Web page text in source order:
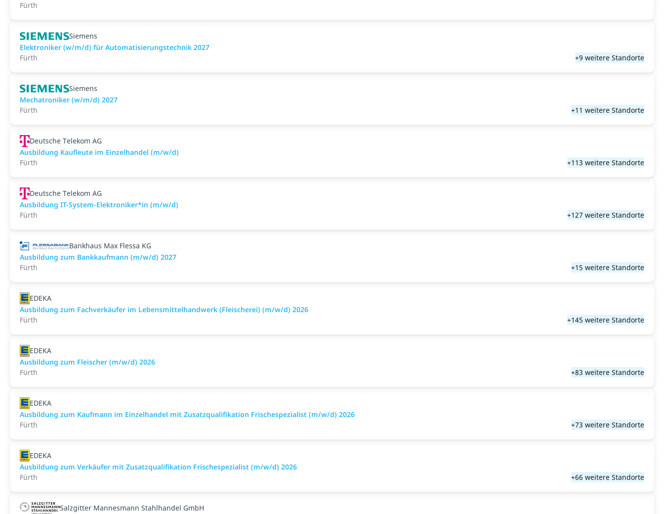
Fürth
Siemens
Elektroniker (w/m/d) für Automatisierungstechnik 2027
Fürth
+9 weitere Standorte
Siemens
Mechatroniker (w/m/d) 2027
Fürth
+11 weitere Standorte
Deutsche Telekom AG
Ausbildung Kaufleute im Einzelhandel (m/w/d)
Fürth
+113 weitere Standorte
Deutsche Telekom AG
Ausbildung IT-System-Elektroniker*in (m/w/d)
Fürth
+127 weitere Standorte
Bankhaus Max Flessa KG
Ausbildung zum Bankkaufmann (m/w/d) 2027
Fürth
+15 weitere Standorte
EDEKA
Ausbildung zum Fachverkäufer im Lebensmittelhandwerk (Fleischerei) (m/w/d) 2026
Fürth
+145 weitere Standorte
EDEKA
Ausbildung zum Fleischer (m/w/d) 2026
Fürth
+83 weitere Standorte
EDEKA
Ausbildung zum Kaufmann im Einzelhandel mit Zusatzqualifikation Frischespezialist (m/w/d) 2026
Fürth
+73 weitere Standorte
EDEKA
Ausbildung zum Verkäufer mit Zusatzqualifikation Frischespezialist (m/w/d) 2026
Fürth
+66 weitere Standorte
Salzgitter Mannesmann Stahlhandel GmbH